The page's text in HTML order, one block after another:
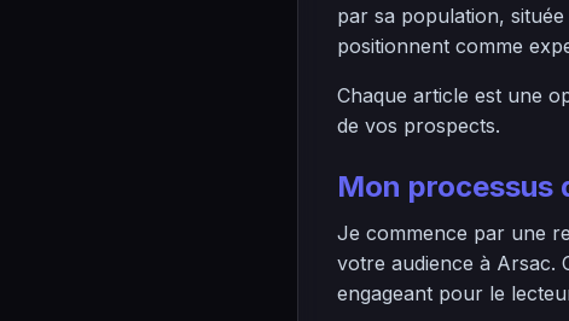
par sa population,
positionnent comme
Chaque article est une
de vos prospects.
Mon processus
Je commence par une
votre audience à Arsac.
engageant pour le